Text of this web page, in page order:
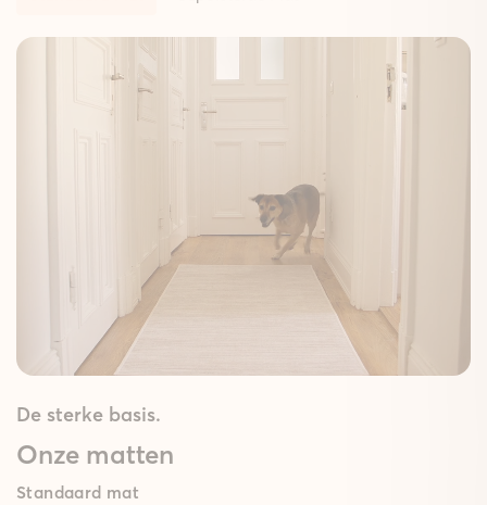
De sterke basis.
Onze matten
Standaard mat